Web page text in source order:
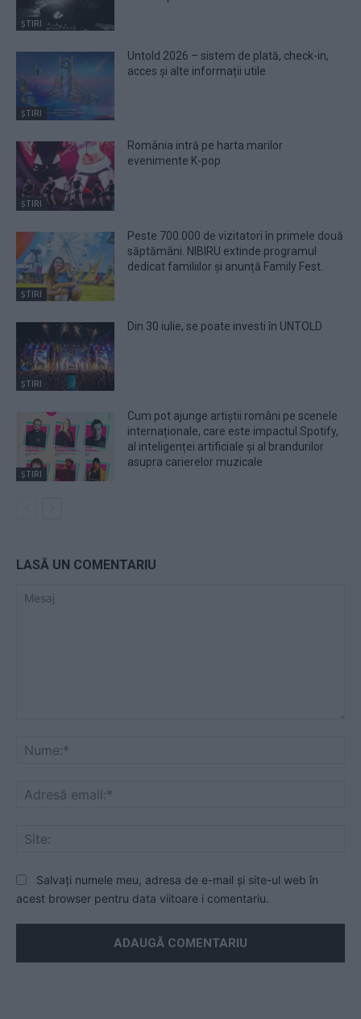
ȘTIRI
ȘTIRI
Untold 2026 – sistem de plată, check-in,
acces și alte informații utile
ȘTIRI
România intră pe harta marilor
evenimente K-pop
ȘTIRI
Peste 700.000 de vizitatori în primele două
săptămâni. NIBIRU extinde programul
dedicat familiilor și anunță Family Fest.
ȘTIRI
Din 30 iulie, se poate investi în UNTOLD
ȘTIRI
Cum pot ajunge artiștii români pe scenele
internaționale, care este impactul Spotify,
al inteligenței artificiale și al brandurilor
asupra carierelor muzicale
LASĂ UN COMENTARIU
Salvați numele meu, adresa de e-mail și site-ul web în
acest browser pentru data viitoare i comentariu.